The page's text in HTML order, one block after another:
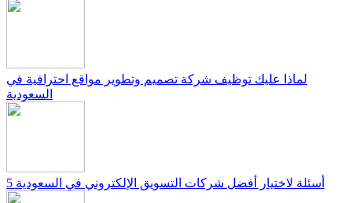
لماذا عليك توظيف شركة تصميم وتطوير مواقع احترافية في
السعودية
5 أسئلة لاختيار أفضل شركات التسويق الإلكتروني في السعودية